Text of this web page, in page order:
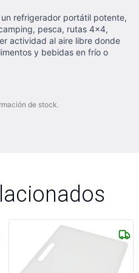
refrigerador portátil potente,
pesca, rutas 4x4,
actividad al aire libre donde
y bebidas en frío o
de stock.